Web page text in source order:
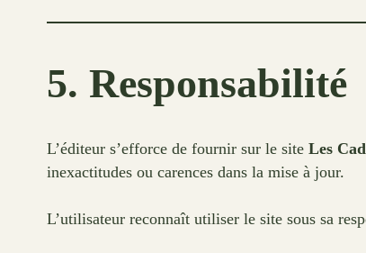
5. Responsabilité
L’éditeur s’efforce de fournir sur le site Les
inexactitudes ou carences dans la mise à jour.
L’utilisateur reconnaît utiliser le site sous sa